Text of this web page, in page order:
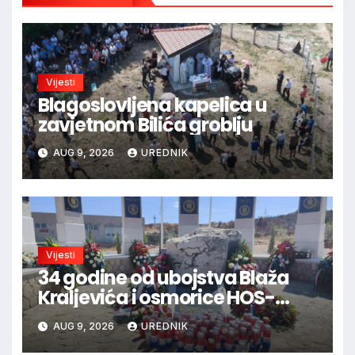
Vijesti
Blagoslovljena kapelica u
zavjetnom Bilića groblju
AUG 9, 2026 UREDNIK
Vijesti
34 godine od ubojstva Blaža
Kraljevića i osmorice HOS-
ovaca: Danas najavljen novi
sudski postupak
AUG 9, 2026 UREDNIK